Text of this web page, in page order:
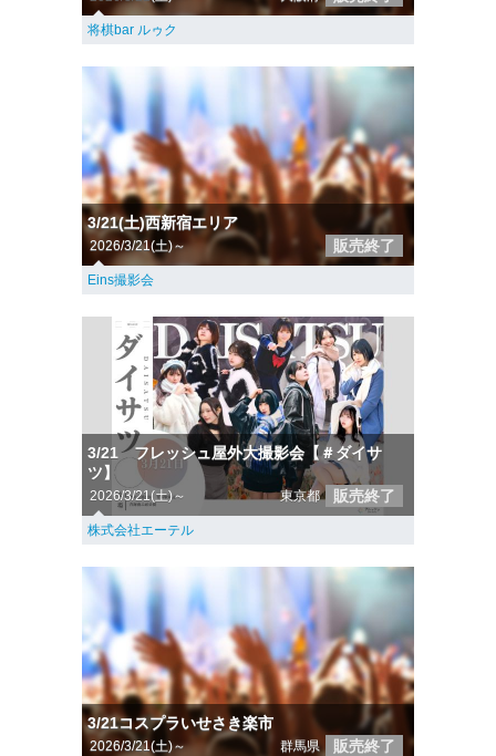
将棋bar ルゥク
3/21(土)西新宿エリア
2026/3/21(土)～ 販売終了
Eins撮影会
3/21 フレッシュ屋外大撮影会【＃ダイサ
ツ】
2026/3/21(土)～ 東京都 販売終了
株式会社エーテル
3/21コスプラいせさき楽市
2026/3/21(土)～ 群馬県 販売終了